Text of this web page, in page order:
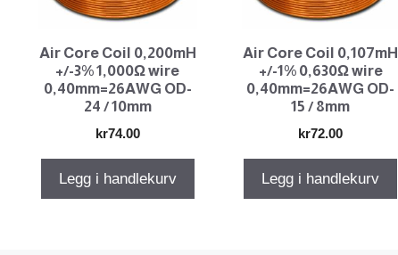
Air Core Coil 0,200mH
+/-3% 1,000Ω wire
0,40mm=26AWG OD-
24 / 10mm
kr74.00
Legg i handlekurv
Air Core Coil 0,107mH
+/-1% 0,630Ω wire
0,40mm=26AWG OD-
15 / 8mm
kr72.00
Legg i handlekurv